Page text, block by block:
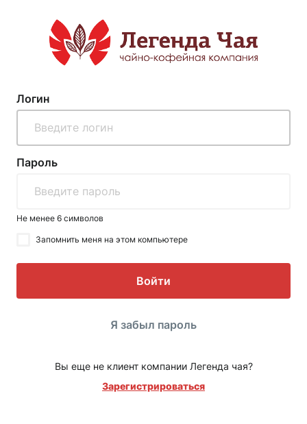
Логин
Пароль
Не менее 6 символов
Запомнить меня на этом компьютере
Я забыл пароль
Вы еще не клиент компании Легенда чая?
Зарегистрироваться